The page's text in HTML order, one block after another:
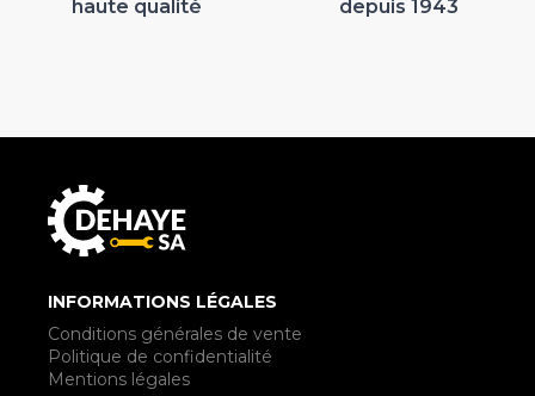
haute qualité
depuis 1943
INFORMATIONS LÉGALES
Conditions générales de vente
Politique de confidentialité
Mentions légales